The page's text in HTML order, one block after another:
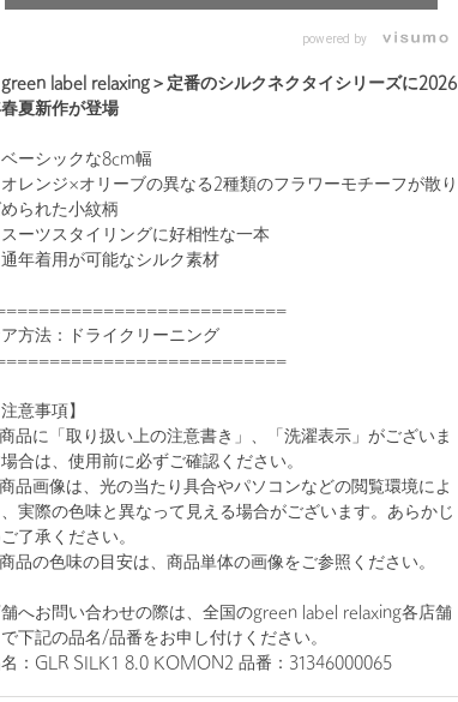
powered by
green label relaxing＞定番のシルクネクタイシリーズに2026
夏新作が登場
ベーシックな8cm幅
オレンジ×オリーブの異なる2種類のフラワーモチーフが散り
られた小紋柄
スーツスタイリングに好相性な一本
通年着用が可能なシルク素材
方法：ドライクリーニング
注意事項】
品に「取り扱い上の注意書き」、「洗濯表示」がございま
合は、使用前に必ずご確認ください。
品画像は、光の当たり具合やパソコンなどの閲覧環境によ
、実際の色味と異なって見える場合がございます。あらかじ
了承ください。
品の色味の目安は、商品単体の画像をご参照ください。
へお問い合わせの際は、全国のgreen label relaxing各店舗
で下記の品名/品番をお申し付けください。
：GLR SILK1 8.0 KOMON2 品番：31346000065